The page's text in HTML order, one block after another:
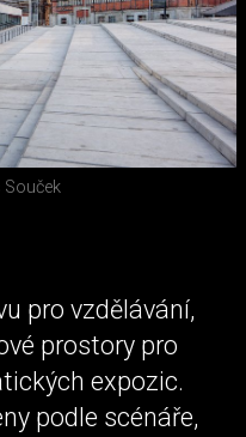
pro vzdělávání,
prostory pro
expozic.
podle scénáře,